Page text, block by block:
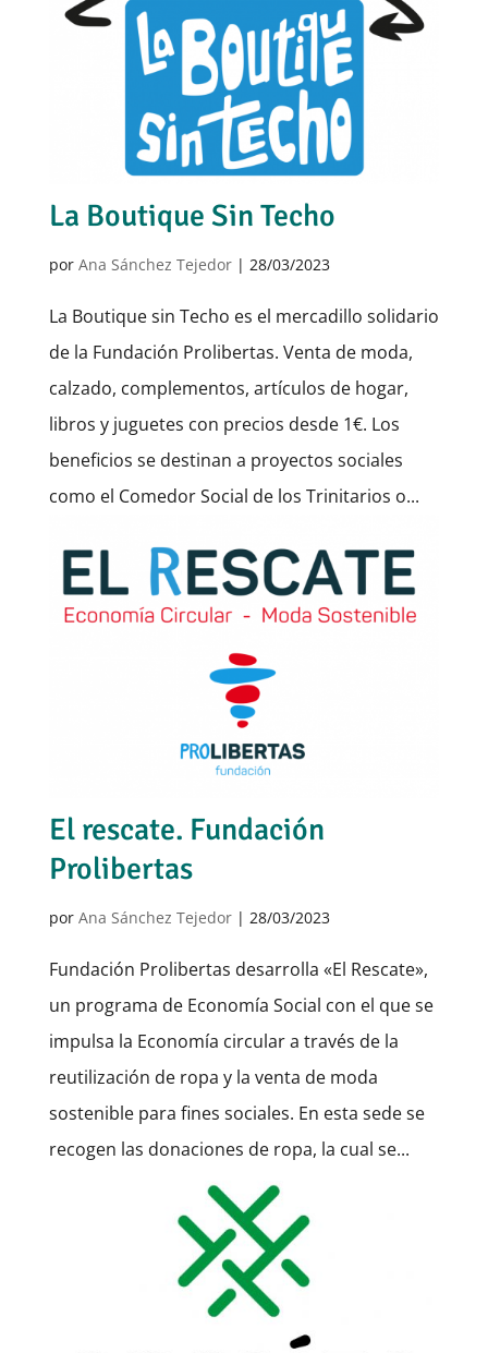
La Boutique Sin Techo
por Ana Sánchez Tejedor| 28/03/2023
La Boutique sin Techo es el mercadillo solidario
de la Fundación Prolibertas. Venta de moda,
calzado, complementos, artículos de hogar,
libros y juguetes con precios desde 1€. Los
beneficios se destinan a proyectos sociales
como el Comedor Social de los Trinitarios o...
El rescate. Fundación
Prolibertas
por Ana Sánchez Tejedor| 28/03/2023
Fundación Prolibertas desarrolla «El Rescate»,
un programa de Economía Social con el que se
impulsa la Economía circular a través de la
reutilización de ropa y la venta de moda
sostenible para fines sociales. En esta sede se
recogen las donaciones de ropa, la cual se...